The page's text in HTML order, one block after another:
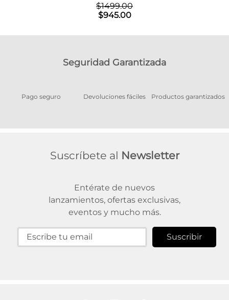
$1499.00
$945.00
Seguridad Garantizada
Pago seguro Devoluciones fáciles Productos garantizados
Suscríbete al Newsletter
Entérate de nuevos
lanzamientos, ofertas exclusivas,
eventos y mucho más.
Suscribir